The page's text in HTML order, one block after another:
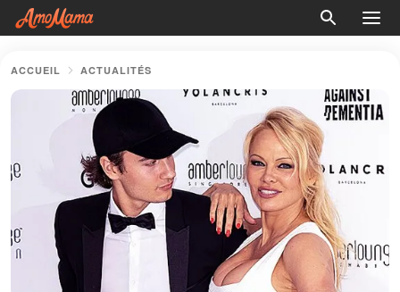
ACCUEIL ACTUALITÉS